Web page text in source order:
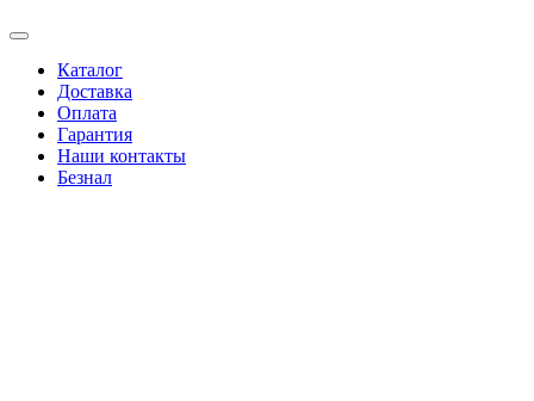
Каталог
Доставка
Оплата
Гарантия
Наши контакты
Безнал